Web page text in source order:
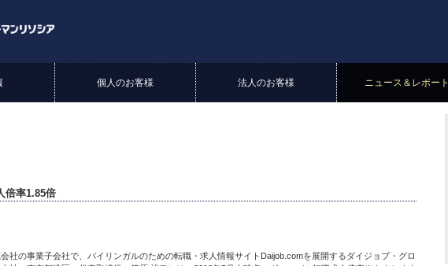
個人のお客様 法人のお客様 ニュース＆レポート
倍率1.85倍
社の事業子会社で、バイリンガルのための転職・求人情報サイトDaijob.comを展開するダイジョブ・グロ